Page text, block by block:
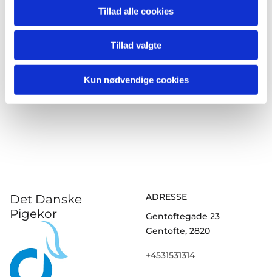
Tillad alle cookies
Tillad valgte
Kun nødvendige cookies
Det Danske
Pigekor
ADRESSE
Gentoftegade 23
Gentofte, 2820
+4531531314